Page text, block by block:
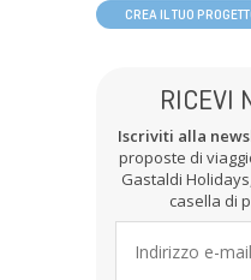
CREA IL TUO
RICEVI
Iscriviti alla
proposte di
Gastaldi
casella di